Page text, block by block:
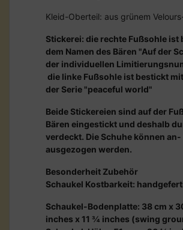
Kleid-Oberteil: aus grünem
Stickerei: die rechte Fußsohle ist
dem Namen des Bären "Auf der
der individuellen
die linke Fußsohle ist bestickt
der Serie "peaceful world"
Beide Stickereien sind auf der
Bären eingestickt und deshalb
verdeckt. Die Schuhe können an-
ausgezogen werden.
Besonderheit Zubehör
Schaukel Kostbarkeit:
Schaukel-Bodenplatte: 38 cm x
inches x 11 ¾ inches (swing